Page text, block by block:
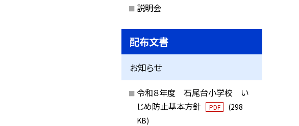
説明会
配布文書
お知らせ
令和８年度 石尾台小学校 い
じめ防止基本方針
PDF
(298
KB)